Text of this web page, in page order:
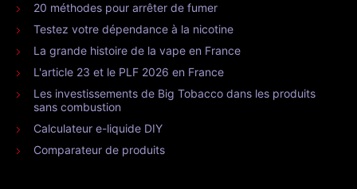
20 méthodes pour arrêter de fumer
Testez votre dépendance à la nicotine
La grande histoire de la vape en France
L'article 23 et le PLF 2026 en France
Les investissements de Big Tobacco dans les produits
sans combustion
Calculateur e-liquide DIY
Comparateur de produits